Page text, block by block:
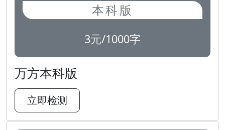
本科版
3元/1000字
万方本科版
立即检测